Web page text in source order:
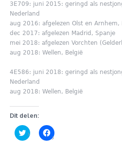
3E709: juni 2015: geringd als
Nederland
aug 2016: afgelezen Olst en Arnhem,
dec 2017: afgelezen Madrid, Spanje
mei 2018: afgelezen Vorchten
aug 2018: Wellen, België
4E586: juni 2018: geringd als
Nederland
aug 2018: Wellen, België
Dit delen:
Klik
om
Klik
om